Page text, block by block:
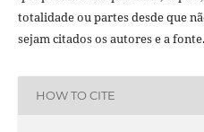
totalidade ou partes desde que
sejam citados os autores e a fonte.
HOW TO CITE